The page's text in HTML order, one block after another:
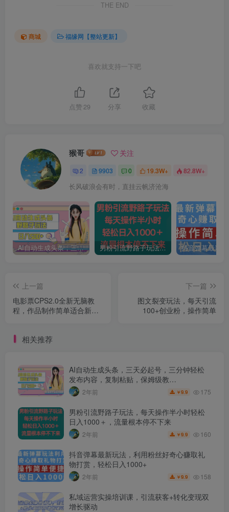
THE END
商城 福缘网【整站更新】
喜欢就支持一下吧
点赞 29 分享 收藏
猴哥 关注
2 9903 0 19.3W+ 82.8W+
长风破浪会有时，直挂云帆济沧海
AI自动生成头条，三天必起号，三分钟轻松发布内容，复制粘贴，保姆级教… 男粉引流野路子玩法，每天操作半小时轻松日入1000＋，流量根本停不下来
上一篇
电影票CPS2.0全新无脑教
程，作品制作简单适合新手
下一篇
图文裂变玩法，每天引流
100+创业粉，操作简单
相关推荐
AI自动生成头条，三天必起号，三分钟轻松
发布内容，复制粘贴，保姆级教…
2年前 ￥9.9 175
男粉引流野路子玩法，每天操作半小时轻松
日入1000＋，流量根本停不下来
2年前 ￥9.9 160
抖音弹幕最新玩法，利用粉丝好奇心赚取礼
物打赏，轻松日入1000+
2年前 ￥9.9 158
私域运营实操培训课，引流获客+转化变现双
增长驱动